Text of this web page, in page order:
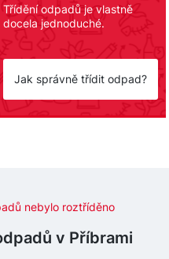
Třídění odpadů je vlastně
docela jednoduché.
Jak správně třídit odpad?
nebylo roztříděno
v Příbrami